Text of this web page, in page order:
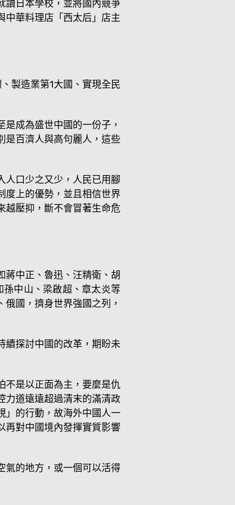
讀日本學校，並將國內競爭
中華料理店「西太后」店主
製造業第1大國、實現全民
成為盛世中國的一份子，
是百濟人與高句麗人，這些
人口少之又少，人民已用腳
度上的優勢，並且相信世界
越壓抑，斷不會冒著生命危
蔣中正、魯迅、汪精衛、胡
中山、梁啟超、章太炎等
國，擠身世界強國之列，
續探討中國的改革，期盼未
不是以正面為主，要麼是仇
力道遠遠超過清末的滿清政
」的行動，故海外中國人一
再對中國境內發揮實質影響
氣的地方，或一個可以活得